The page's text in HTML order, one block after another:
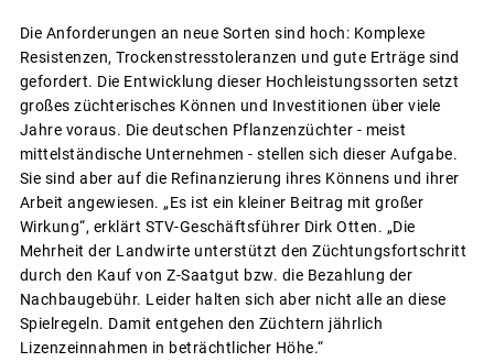
Die Anforderungen an neue Sorten sind hoch: Komplexe
Resistenzen, Trockenstresstoleranzen und gute Erträge sind
gefordert. Die Entwicklung dieser Hochleistungssorten setzt
großes züchterisches Können und Investitionen über viele
Jahre voraus. Die deutschen Pflanzenzüchter - meist
mittelständische Unternehmen - stellen sich dieser Aufgabe.
Sie sind aber auf die Refinanzierung ihres Könnens und ihrer
Arbeit angewiesen. „Es ist ein kleiner Beitrag mit großer
Wirkung“, erklärt STV-Geschäftsführer Dirk Otten. „Die
Mehrheit der Landwirte unterstützt den Züchtungsfortschritt
durch den Kauf von Z-Saatgut bzw. die Bezahlung der
Nachbaugebühr. Leider halten sich aber nicht alle an diese
Spielregeln. Damit entgehen den Züchtern jährlich
Lizenzeinnahmen in beträchtlicher Höhe.“